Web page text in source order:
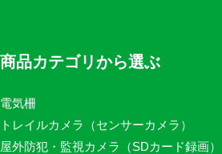
商品カテゴリから選ぶ
電気柵
トレイルカメラ（センサーカメラ）
屋外防犯・監視カメラ（SDカード録画）